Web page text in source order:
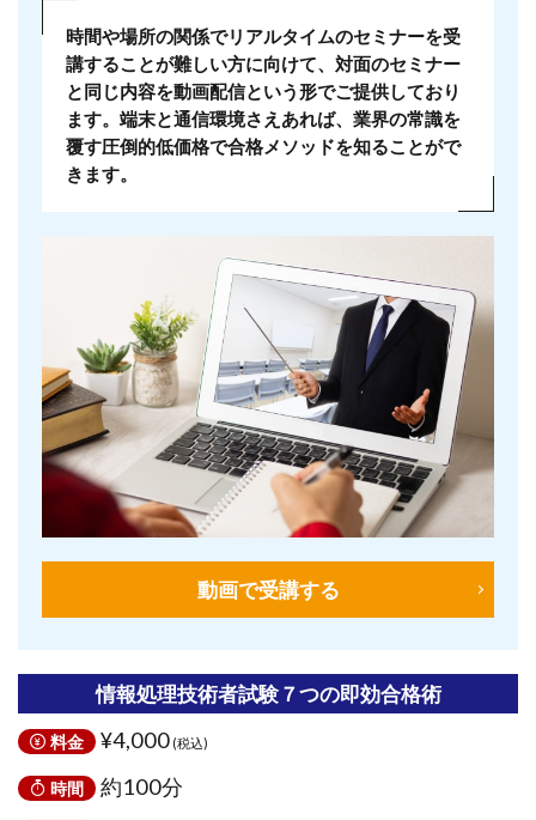
時間や場所の関係でリアルタイムのセミナーを受
講することが難しい方に向けて、対面のセミナー
と同じ内容を動画配信という形でご提供しており
ます。端末と通信環境さえあれば、業界の常識を
覆す圧倒的低価格で合格メソッドを知ることがで
きます。
動画で受講する
情報処理技術者試験７つの即効合格術
料金 ¥4,000 (税込)
時間 約100分